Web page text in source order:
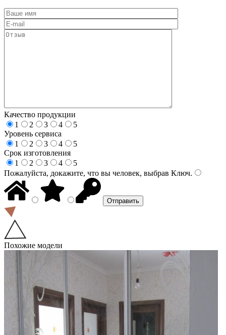
Качество продукции
1
2 3 4
5
Уровень сервиса
1
2 3 4
5
Срок изготовления
1
2 3 4
5
Пожалуйста, докажите, что вы человек, выбрав Ключ.
Похожие модели